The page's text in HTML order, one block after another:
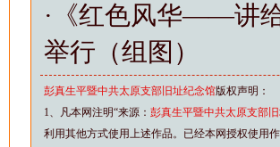
· 《红色风华——讲
举行（组图）
彭真生平暨中共太原支部旧址纪念馆版权声明：
1、凡本网注明“来源：彭真生平暨中共太原支部
利用其他方式使用上述作品。已经本网授权使用